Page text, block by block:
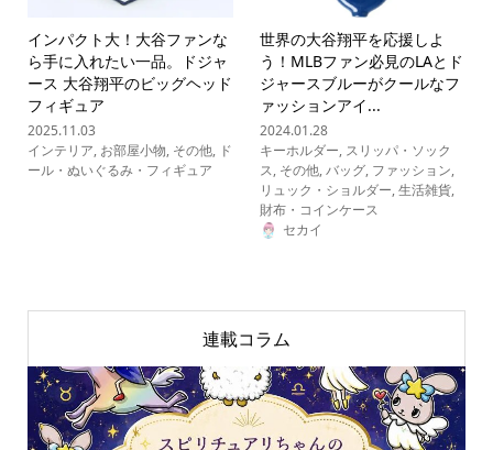
インパクト大！大谷ファンな
ら手に入れたい一品。ドジャ
ース 大谷翔平のビッグヘッド
フィギュア
2025.11.03
インテリア, お部屋小物, その他, ド
ール・ぬいぐるみ・フィギュア
世界の大谷翔平を応援しよ
う！MLBファン必見のLAとド
ジャースブルーがクールなフ
ァッションアイ...
2024.01.28
キーホルダー, スリッパ・ソック
ス, その他,バッグ, ファッション,
リュック・ショルダー,生活雑貨,
財布・コインケース
セカイ
連載コラム